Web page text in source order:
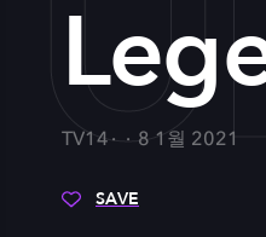
TV14 8 1월 2021
SAVE